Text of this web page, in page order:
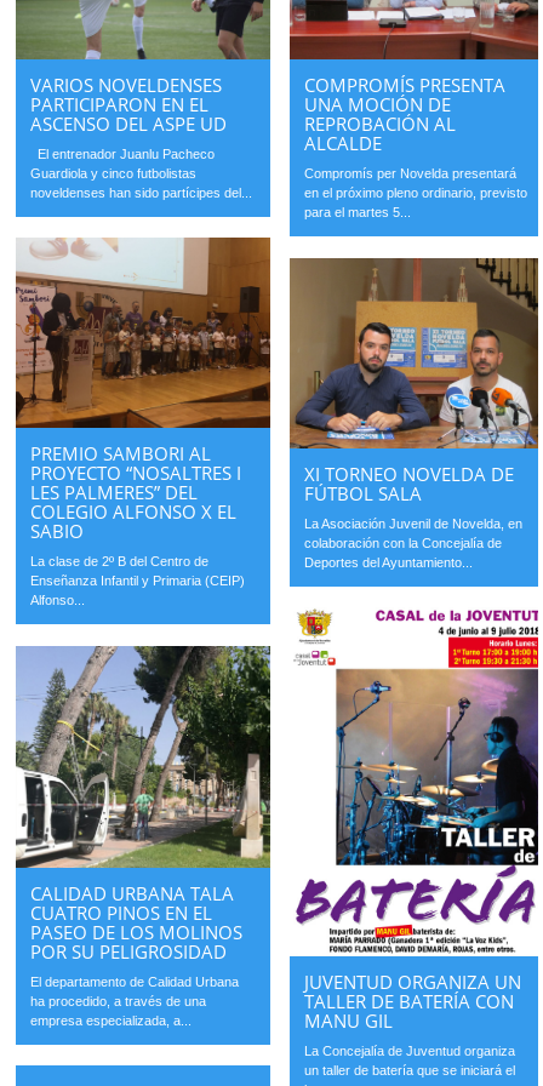
VARIOS NOVELDENSES
PARTICIPARON EN EL
ASCENSO DEL ASPE UD
El entrenador Juanlu Pacheco
Guardiola y cinco futbolistas
noveldenses han sido partícipes del...
COMPROMÍS PRESENTA
UNA MOCIÓN DE
REPROBACIÓN AL
ALCALDE
Compromís per Novelda presentará
en el próximo pleno ordinario, previsto
para el martes 5...
PREMIO SAMBORI AL
PROYECTO “NOSALTRES I
LES PALMERES” DEL
COLEGIO ALFONSO X EL
SABIO
La clase de 2º B del Centro de
Enseñanza Infantil y Primaria (CEIP)
Alfonso...
XI TORNEO NOVELDA DE
FÚTBOL SALA
La Asociación Juvenil de Novelda, en
colaboración con la Concejalía de
Deportes del Ayuntamiento...
JUVENTUD ORGANIZA UN
TALLER DE BATERÍA CON
MANU GIL
La Concejalía de Juventud organiza
un taller de batería que se iniciará el
CALIDAD URBANA TALA
CUATRO PINOS EN EL
PASEO DE LOS MOLINOS
POR SU PELIGROSIDAD
El departamento de Calidad Urbana
ha procedido, a través de una
empresa especializada, a...